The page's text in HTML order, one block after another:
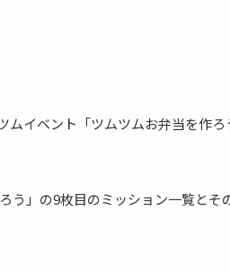
イベント「ツムツムお弁当を作
う」の9枚目のミッション一覧とそ